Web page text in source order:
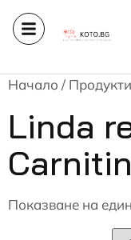
Начало /
Linda
Показване на